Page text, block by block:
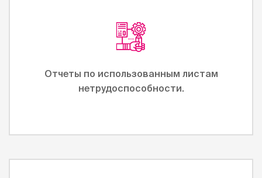
Отчеты по использованным листам
нетрудоспособности.